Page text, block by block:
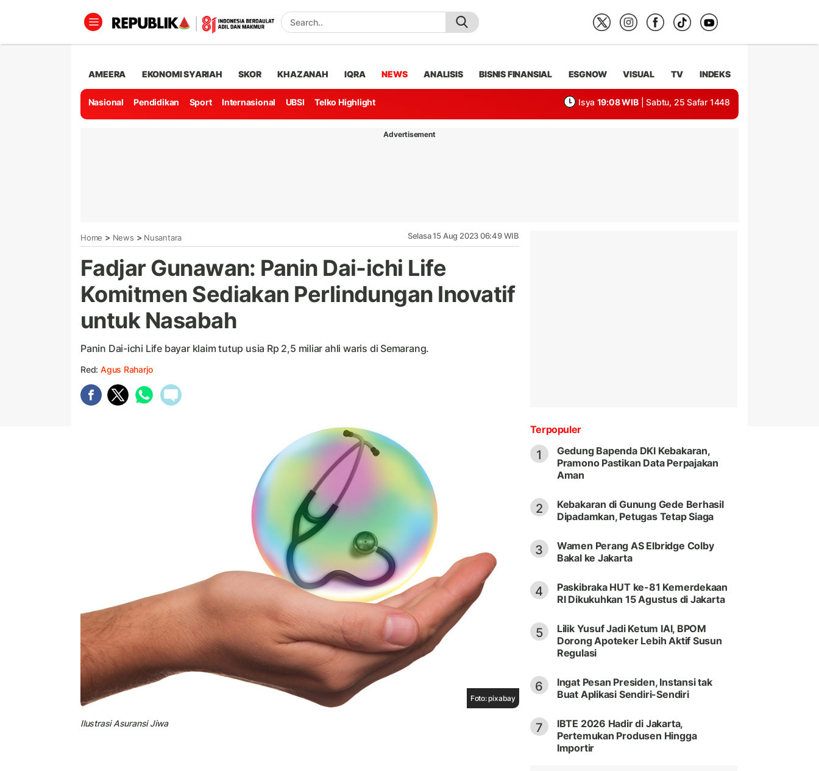
AMEERA EKONOMI SYARIAH SKOR KHAZANAH IQRA NEWS ANALISIS BISNIS FINANSIAL ESGNOW VISUAL TV INDEKS
Nasional Pendidikan Sport Internasional UBSI Telko Highlight Isya 19:08 WIB | Sabtu, 25 Safar 1448
Advertisement
Home > News > Nusantara Selasa 15 Aug 2023 06:49 WIB
Fadjar Gunawan: Panin Dai-ichi Life
Komitmen Sediakan Perlindungan Inovatif
untuk Nasabah
Panin Dai-ichi Life bayar klaim tutup usia Rp 2,5 miliar ahli waris di Semarang.
Red: Agus Raharjo
Foto: pixabay
Ilustrasi Asuransi Jiwa
Terpopuler
1
Gedung Bapenda DKI Kebakaran,
Pramono Pastikan Data Perpajakan
Aman
2
Kebakaran di Gunung Gede Berhasil
Dipadamkan, Petugas Tetap Siaga
3
Wamen Perang AS Elbridge Colby
Bakal ke Jakarta
4
Paskibraka HUT ke-81 Kemerdekaan
RI Dikukuhkan 15 Agustus di Jakarta
5
Lilik Yusuf Jadi Ketum IAI, BPOM
Dorong Apoteker Lebih Aktif Susun
Regulasi
6
Ingat Pesan Presiden, Instansi tak
Buat Aplikasi Sendiri-Sendiri
7
IBTE 2026 Hadir di Jakarta,
Pertemukan Produsen Hingga
Importir